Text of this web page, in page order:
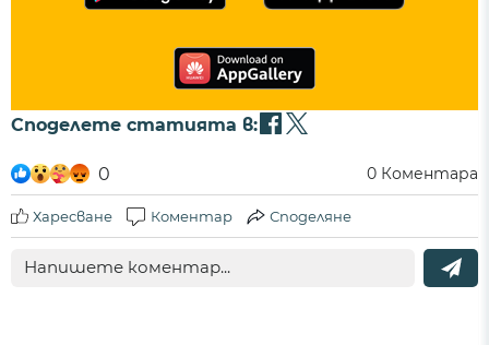
Споделете статията в:
0 0 Коментара
Харесване Коментар Споделяне